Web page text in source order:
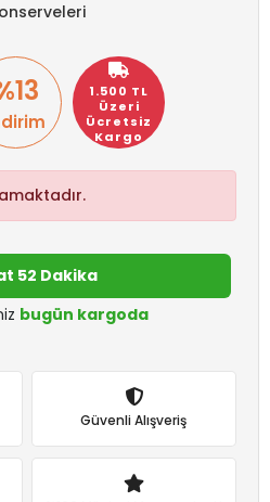
1.500 TL
Üzeri
Ücretsiz
Kargo
52 Dakika
bugün kargoda
Güvenli Alışveriş